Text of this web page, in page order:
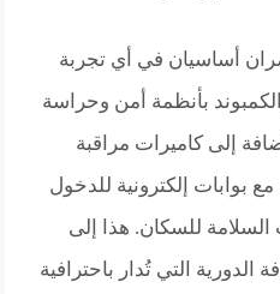
أساسيان في أي تجربة
بأنظمة أمن وحراسة
إلى كاميرات مراقبة
بوابات إلكترونية للدخول
للسكان. هذا إلى
التي تُدار باحترافية